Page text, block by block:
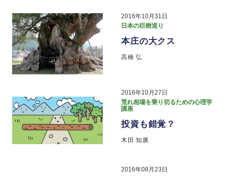
2016年10月31日
日本の巨樹巡り
本庄の大クス
高橋 弘
2016年10月27日
荒れ相場を乗り切るための心理学
講座
投資も錯覚？
木田 知廣
2016年08月23日